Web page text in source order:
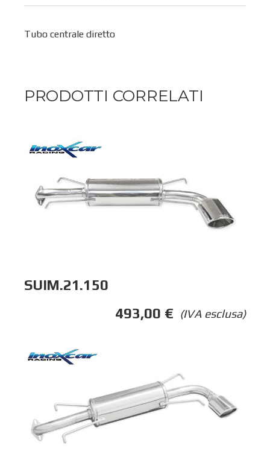
Tubo centrale diretto
PRODOTTI CORRELATI
SUIM.21.150
(IVA esclusa)
493,00 €